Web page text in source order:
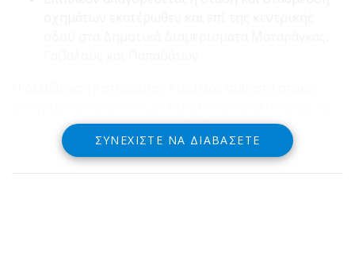
συμμορφώνονται με τις υποδείξεις των τροχονόμων.
ΣΥΝΕΧΊΣΤΕ ΝΑ ΔΙΑΒΆΣΕΤΕ